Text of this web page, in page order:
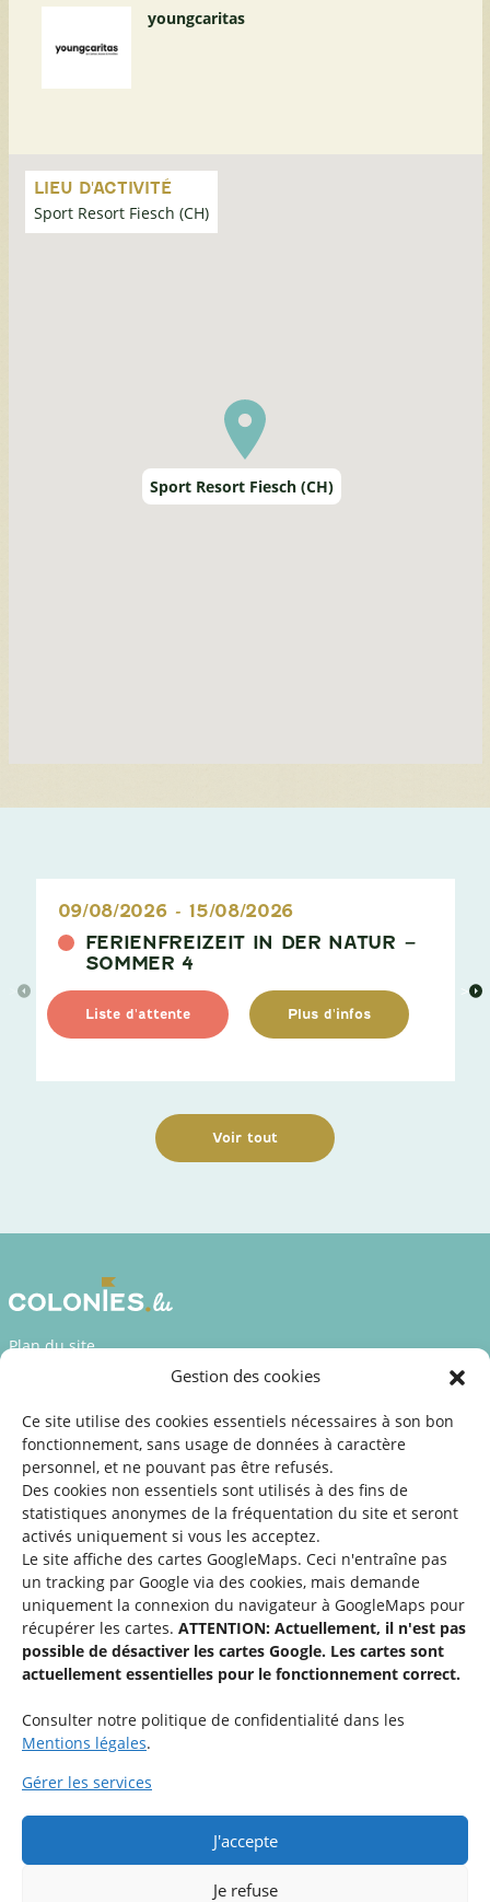
Gestion des cookies
Ce site utilise des cookies essentiels nécessaires à son bon
fonctionnement, sans usage de données à caractère
personnel, et ne pouvant pas être refusés.
Des cookies non essentiels sont utilisés à des fins de
statistiques anonymes de la fréquentation du site et seront
activés uniquement si vous les acceptez.
Le site affiche des cartes GoogleMaps. Ceci n'entraîne pas
un tracking par Google via des cookies, mais demande
uniquement la connexion du navigateur à GoogleMaps pour
récupérer les cartes. ATTENTION: Actuellement, il n'est pas
possible de désactiver les cartes Google. Les cartes sont
actuellement essentielles pour le fonctionnement correct.
Consulter notre politique de confidentialité dans les
Mentions légales.
Gérer les services
J'accepte
Je refuse
youngcaritas
LIEU D'ACTIVITÉ
Sport Resort Fiesch (CH)
Passer
carte
Sport Resort Fiesch (CH)
FERIENFREIZEIT IN DER NATUR –
SOMMER 4
09/08/2026 - 15/08/2026
Liste d'attente Plus d'infos
Voir tout
Plan du site
Déclaration d’accessibilité
Mentions légales
©2026 SNJ
Une offre du
48-50 rue Charles Martel
QUESTIONS ?
Si vous avez des questions par rapport à une activité spécifique,
n’hésitez pas à contacter l’organisation respective.